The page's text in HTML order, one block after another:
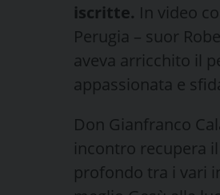
iscritte. In video
Perugia – suor
aveva arricchito il
appassionata e
Don Gianfranco
incontro recupera
profondo tra i vari